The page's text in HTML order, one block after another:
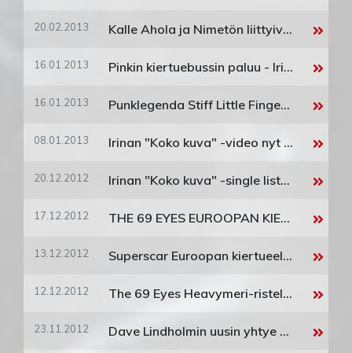
20.02.2013 Kalle Ahola ja Nimetön liittyivät RedBerg perheeseen!
16.01.2013 Pinkin kiertuebussin paluu - Irina kiertueelle!
16.01.2013 Punklegenda Stiff Little Fingers vihdoin Suomeen!
08.01.2013 Irinan "Koko kuva" -video nyt julkaistu!
20.12.2012 Irinan "Koko kuva" -single listaykkönen!
17.12.2012 THE 69 EYES EUROOPAN KIERTUEELLE ALKUVUODESTA
13.12.2012 Superscar Euroopan kiertueelle Sunrise Avenuen kanssa!
12.12.2012 The 69 Eyes Heavymeri-ristely 2012 PERUUTETTU
23.11.2012 Dave Lindholmin uusin yhtye Dave L. B. Inventive julkaisee toisen levynsä 'Honest Eyes' 7.12.2012